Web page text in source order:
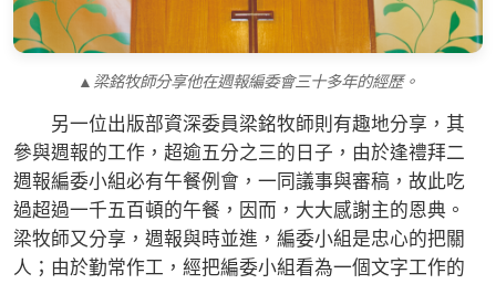
▲梁銘牧師分享他在週報編委會三十多年的經歷。
另一位出版部資深委員梁銘牧師則有趣地分享，其
參與週報的工作，超逾五分之三的日子，由於逢禮拜二
週報編委小組必有午餐例會，一同議事與審稿，故此吃
過超過一千五百頓的午餐，因而，大大感謝主的恩典。
梁牧師又分享，週報與時並進，編委小組是忠心的把關
人；由於勤常作工，經把編委小組看為一個文字工作的